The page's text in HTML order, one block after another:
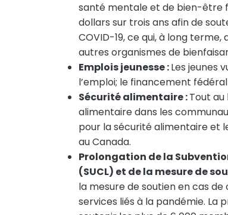
santé mentale et de bien-être
dollars sur trois ans afin de
COVID-19, ce qui, à long
autres organismes de
Emplois jeunesse :Les jeunes
l’emploi; le financement
Sécurité alimentaire :Tout
alimentaire dans les
pour la sécurité alimentaire et
au Canada.
Prolongation de la
(SUCL) et de la mesure de
la mesure de soutien en cas
services liés à la pandémie. La